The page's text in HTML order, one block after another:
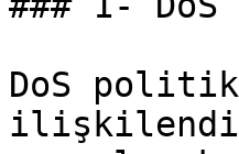
DoS